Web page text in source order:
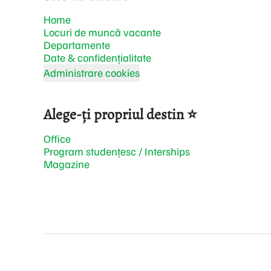
Home
Locuri de muncă vacante
Departamente
Date & confidențialitate
Administrare cookies
Alege-ți propriul destin ⭐
Office
Program studențesc / Interships
Magazine